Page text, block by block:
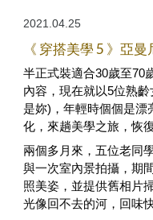
2021.04.25
《 穿搭美學 5 》亞
半正式裝適合30歲至70
內容，現在就以5位熟
是妳)，年輕時個個是漂
化，來趟美學之旅，恢
兩個多月來，五位老同
與一次室內景拍攝，期
照美姿，並提供舊相片
光像回不去的河，回味